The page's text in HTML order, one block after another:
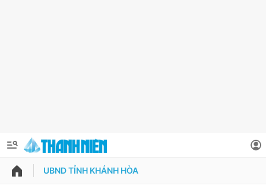
QUẢNG CÁO
UBND TỈNH KHÁNH HÒA